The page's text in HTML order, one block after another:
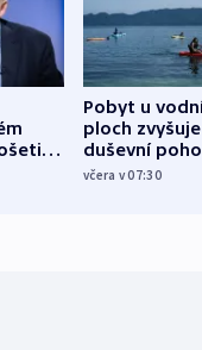
Pobyt u
ploch zvyšuje
duševní
ukázala
včera v 07:30